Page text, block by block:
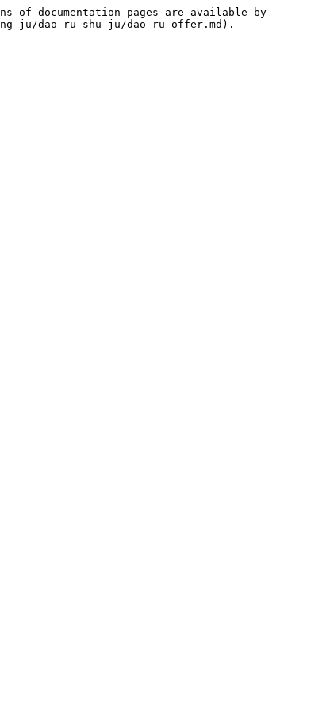
of documentation pages are available by
ju/dao-ru-shu-ju/dao-ru-offer.md).